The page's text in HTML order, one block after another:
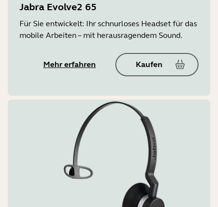
Jabra Evolve2 65
Für Sie entwickelt: Ihr schnurloses Headset für das
mobile Arbeiten – mit herausragendem Sound.
Mehr erfahren Kaufen